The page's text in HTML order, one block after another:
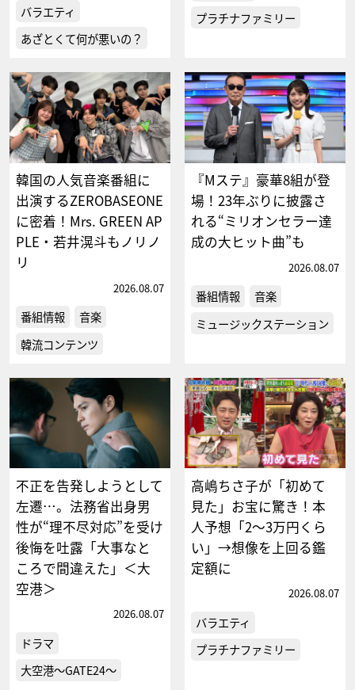
バラエティ
あざとくて何が悪いの？
プラチナファミリー
韓国の人気音楽番組に
出演するZEROBASEONE
に密着！Mrs. GREEN AP
PLE・若井滉斗もノリノ
リ
2026.08.07
番組情報
音楽
韓流コンテンツ
『Mステ』豪華8組が登
場！23年ぶりに披露さ
れる“ミリオンセラー達
成の大ヒット曲”も
2026.08.07
番組情報
音楽
ミュージックステーション
不正を告発しようとして
左遷…。法務省出身男
性が“理不尽対応”を受け
後悔を吐露「大事なと
ころで間違えた」＜大
空港＞
2026.08.07
ドラマ
大空港～GATE24～
高嶋ちさ子が「初めて
見た」お宝に驚き！本
人予想「2～3万円くら
い」→想像を上回る鑑
定額に
2026.08.07
バラエティ
プラチナファミリー